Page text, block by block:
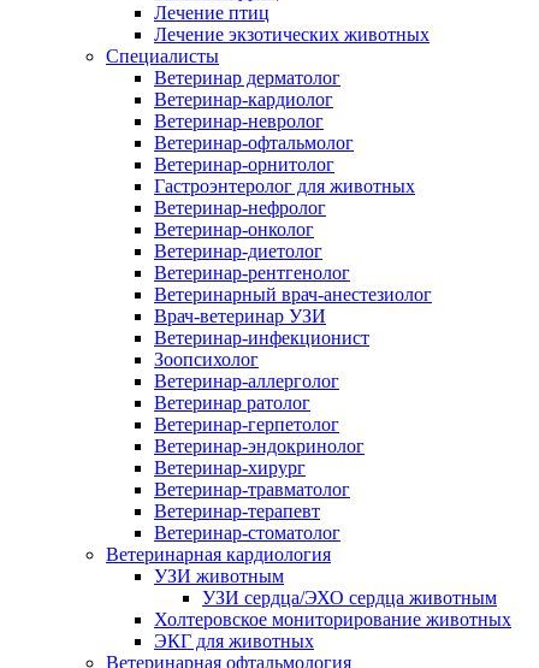
Лечение птиц
Лечение экзотических животных
Специалисты
Ветеринар дерматолог
Ветеринар-кардиолог
Ветеринар-невролог
Ветеринар-офтальмолог
Ветеринар-орнитолог
Гастроэнтеролог для животных
Ветеринар-нефролог
Ветеринар-онколог
Ветеринар-диетолог
Ветеринар-рентгенолог
Ветеринарный врач-анестезиолог
Врач-ветеринар УЗИ
Ветеринар-инфекционист
Зоопсихолог
Ветеринар-аллерголог
Ветеринар ратолог
Ветеринар-герпетолог
Ветеринар-эндокринолог
Ветеринар-хирург
Ветеринар-травматолог
Ветеринар-терапевт
Ветеринар-стоматолог
Ветеринарная кардиология
УЗИ животным
УЗИ сердца/ЭХО сердца животным
Холтеровское мониторирование животных
ЭКГ для животных
Ветеринарная офтальмология